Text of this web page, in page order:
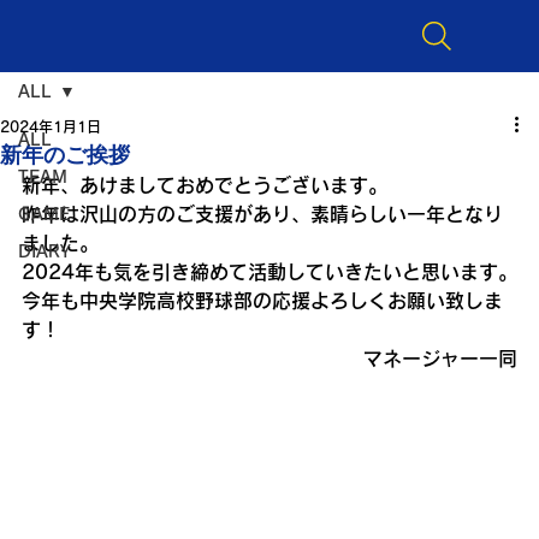
ALL
TEAM
GAME
DIARY
ALL
新年のご挨拶
2024年1月1日
新年、あけましておめでとうございます。
昨年は沢山の方のご支援があり、素晴らしい一年となり
ました。
2024年も気を引き締めて活動していきたいと思います。
今年も中央学院高校野球部の応援よろしくお願い致しま
す！
マネージャー一同